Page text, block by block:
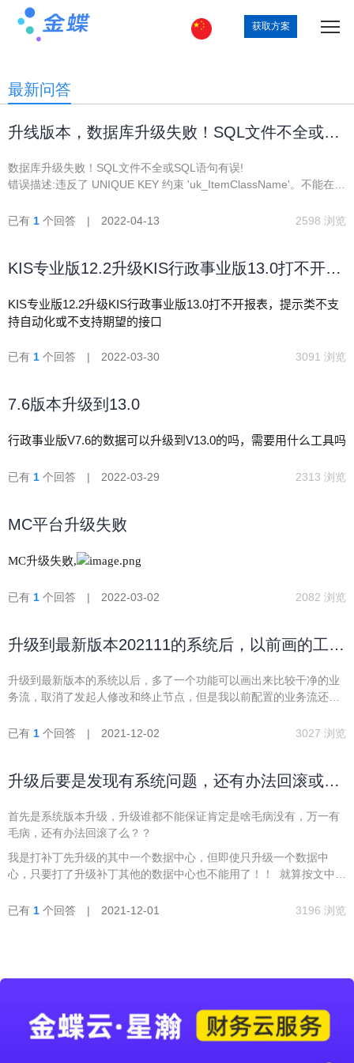
获取方案
最新问答
升线版本，数据库升级失败！SQL文件不全或
约束 'uk_Ite
数据库升级失败！SQL文件不全或SQL语句有误!
错误描述:违反了 UNIQUE KEY 约束 'uk_ItemClassName'。不能在对
Sql文件名:C:\PROGRAM FILES
--[NO SQL FILE INFOMATION]
已有 1 个回答 | 2022-04-13 2598 浏览
KIS专业版12.2升级KIS行政事业版13.0打不开报
KIS专业版12.2升级KIS行政事业版13.0打不开报表，提示类不支
持自动化或不支持期望的接口
已有 1 个回答 | 2022-03-30 3091 浏览
7.6版本升级到13.0
行政事业版V7.6的数据可以升级到V13.0的吗，需要用什么工具吗
已有 1 个回答 | 2022-03-29 2313 浏览
MC平台升级失败
MC升级失败,
已有 1 个回答 | 2022-03-02 2082 浏览
升级到最新版本202111的系统后，以前画的工作
升级到最新版本的系统以后，多了一个功能可以画出来比较干净的业
务流，取消了发起人修改和终止节点，但是我以前配置的业务流还是
已有 1 个回答 | 2021-12-02 3027 浏览
升级后要是发现有系统问题，还有办法回滚或者
首先是系统版本升级，升级谁都不能保证肯定是啥毛病没有，万一有
毛病，还有办法回滚了么？？
我是打补丁先升级的其中一个数据中心，但即使只升级一个数据中
心，只要打了升级补丁其他的数据中心也不能用了！！ 就算按文中提
拿着安装盘重新安装了吧！然后在还原数据中心，一通非常繁琐复杂
已有 1 个回答 | 2021-12-01 3196 浏览